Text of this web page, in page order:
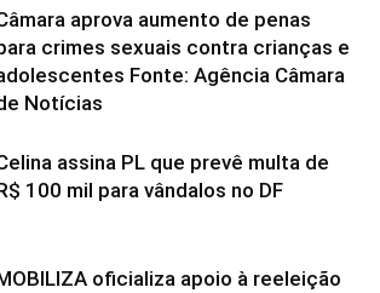
aprova aumento de penas
crimes sexuais contra crianças e
Fonte: Agência Câmara
Notícias
assina PL que prevê multa de
100 mil para vândalos no DF
oficializa apoio à reeleição